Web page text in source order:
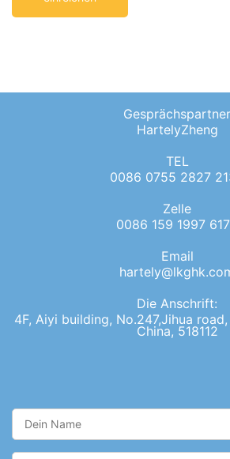
Gesprächspartner
HartelyZheng
TEL
0086 0755 2827
Zelle
0086 159 1997
Email
Die Anschrift:
4F, Aiyi building, No.247,Jihua road,
China, 518112